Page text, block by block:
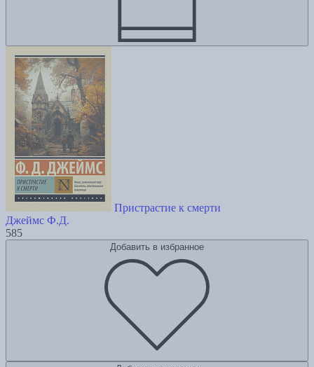
Пристрастие к смерти
Джеймс Ф.Д.
585
Добавить в избранное